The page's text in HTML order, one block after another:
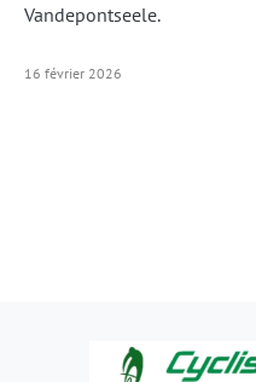
Vandepontseele.
16 février 2026